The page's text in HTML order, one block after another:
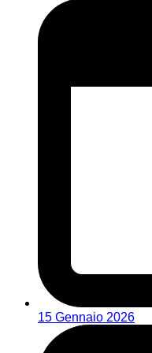
15 Gennaio 2026